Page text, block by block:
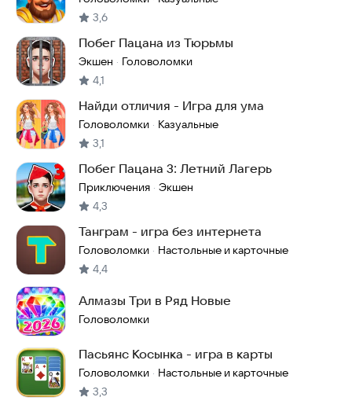
3,6
Побег Пацана из Тюрьмы
Экшен · Головоломки
4,1
Найди отличия - Игра для ума
Головоломки · Казуальные
3,1
Побег Пацана 3: Летний Лагерь
Приключения · Экшен
4,3
Танграм - игра без интернета
Головоломки · Настольные и карточные
4,4
Алмазы Три в Ряд Новые
Головоломки
Пасьянс Косынка - игра в карты
Головоломки · Настольные и карточные
3,3